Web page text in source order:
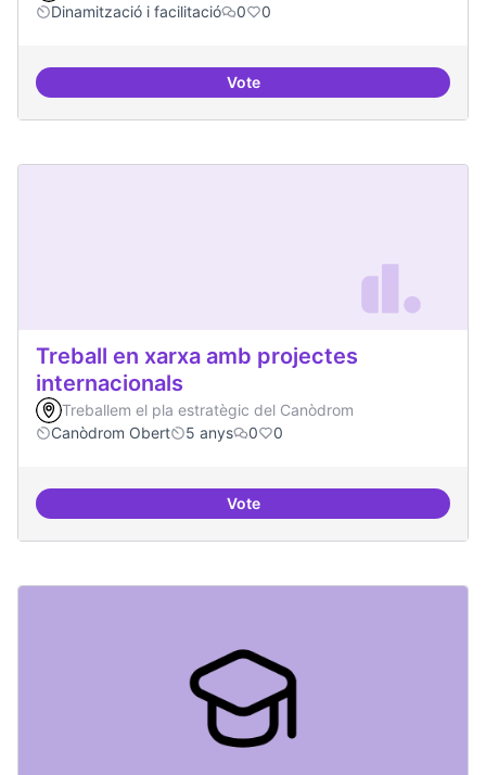
Dinamització i facilitació
0 0
VoteTrobades democràtiques
Treball en xarxa amb projectes
internacionals
Treballem el pla estratègic del Canòdrom
Canòdrom Obert
5 anys 0 0
VoteTreball en xarxa amb projectes